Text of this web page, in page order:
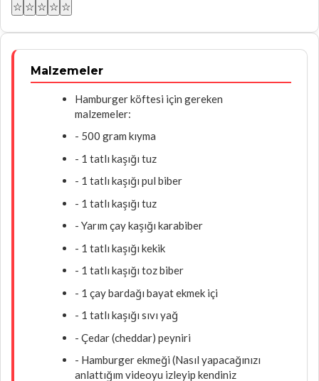
☆ ☆ ☆ ☆ ☆
Malzemeler
Hamburger köftesi için gereken
malzemeler:
- 500 gram kıyma
- 1 tatlı kaşığı tuz
- 1 tatlı kaşığı pul biber
- 1 tatlı kaşığı tuz
- Yarım çay kaşığı karabiber
- 1 tatlı kaşığı kekik
- 1 tatlı kaşığı toz biber
- 1 çay bardağı bayat ekmek içi
- 1 tatlı kaşığı sıvı yağ
- Çedar (cheddar) peyniri
- Hamburger ekmeği (Nasıl yapacağınızı
anlattığım videoyu izleyip kendiniz